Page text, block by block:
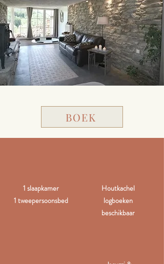
BOEK
1 slaapkamer
1 tweepersoonsbed
Houtkachel
logboeken
beschikbaar